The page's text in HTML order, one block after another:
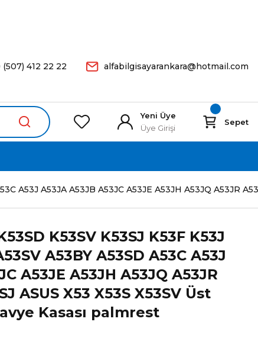
(507) 412 22 22 alfabilgisayarankara@hotmail.com
Yeni Üye
Üye Girişi
Sepet
A53J A53JA A53JB A53JC A53JE A53JH A53JQ A53JR
K53SV K53SJ K53F K53J
A53BY A53SD A53C A53J
A53JE A53JH A53JQ A53JR
ASUS X53 X53S X53SV Üst
Kasası palmrest